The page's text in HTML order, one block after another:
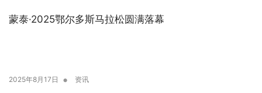
蒙泰·2025鄂尔多斯马拉松圆满落幕
2025年8月17日 • 资讯